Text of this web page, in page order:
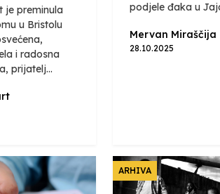
je preminula
u Bristolu
i radosna
prijatelj...
podjele đaka u
Mervan Miraščija
28.10.2025
ARHIVA